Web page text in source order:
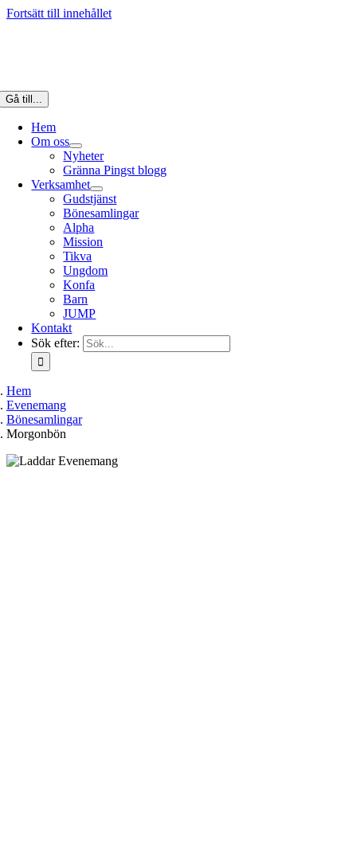
Fortsätt till innehållet
Gå till...
Hem
Om oss
Nyheter
Gränna Pingst blogg
Verksamhet
Gudstjänst
Bönesamlingar
Alpha
Mission
Tikva
Ungdom
Konfa
Barn
JUMP
Kontakt
Sök efter:
Hem
Evenemang
Bönesamlingar
Morgonbön